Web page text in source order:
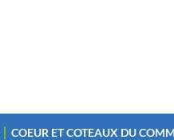
COEUR ET COTEAUX DU